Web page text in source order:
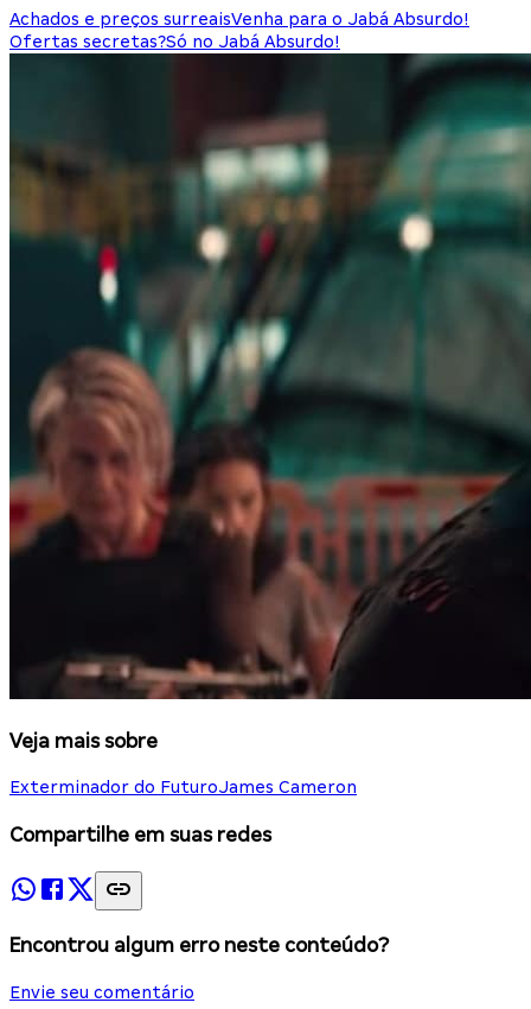
Achados e preços surreaisVenha para o Jabá Absurdo!
Ofertas secretas?Só no Jabá Absurdo!
Veja mais sobre
Exterminador do FuturoJames Cameron
Compartilhe em suas redes
Encontrou algum erro neste conteúdo?
Envie seu comentário